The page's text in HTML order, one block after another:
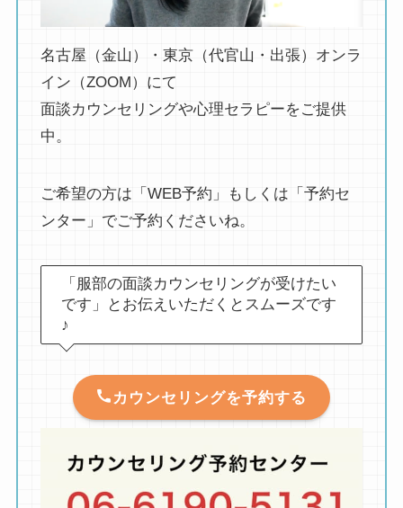
名古屋（金山）・東京（代官山・出張）オンラ
イン（ZOOM）にて
面談カウンセリングや心理セラピーをご提供
中。
ご希望の方は「WEB予約」もしくは「予約セ
ンター」でご予約くださいね。
「服部の面談カウンセリングが受けたい
です」とお伝えいただくとスムーズです
♪
カウンセリングを予約する